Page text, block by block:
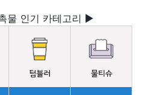
물 인기 카테고리 ▶